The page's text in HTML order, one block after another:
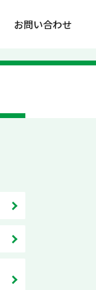
お問い合わせ